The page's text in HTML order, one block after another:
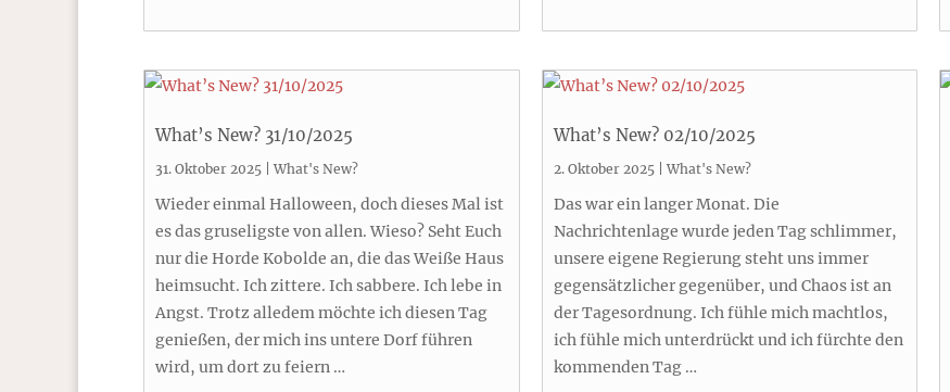
What’s New? 31/10/2025
31. Oktober 2025 |What's New?
Wieder einmal Halloween, doch dieses Mal ist
es das gruseligste von allen. Wieso? Seht Euch
nur die Horde Kobolde an, die das Weiße Haus
heimsucht. Ich zittere. Ich sabbere. Ich lebe in
Angst. Trotz alledem möchte ich diesen Tag
genießen, der mich ins untere Dorf führen
wird, um dort zu feiern …
What’s New? 02/10/2025
2. Oktober 2025|What's New?
Das war ein langer Monat. Die
Nachrichtenlage wurde jeden Tag schlimmer,
unsere eigene Regierung steht uns immer
gegensätzlicher gegenüber, und Chaos ist an
der Tagesordnung. Ich fühle mich machtlos,
ich fühle mich unterdrückt und ich fürchte den
kommenden Tag …